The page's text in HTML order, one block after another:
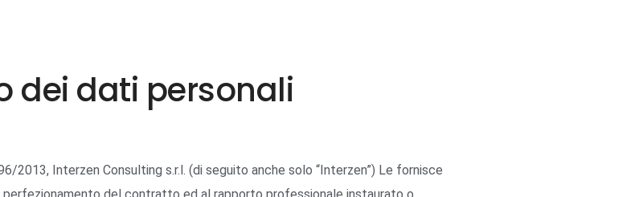
dei dati personali
2013, Interzen Consulting s.r.l. (di seguito anche solo “Interzen”) Le fornisce